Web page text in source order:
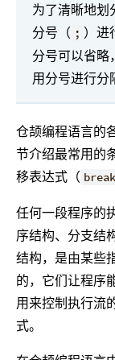
为了清晰地划
分号（ ; ）进
分号可以省略
用分号进行分
仓颉编程语言的
节介绍最常用的
移表达式（ break
任何一段程序的
序结构、分支结
结构，是由某些
的，它们让程序
用来控制执行流
式。